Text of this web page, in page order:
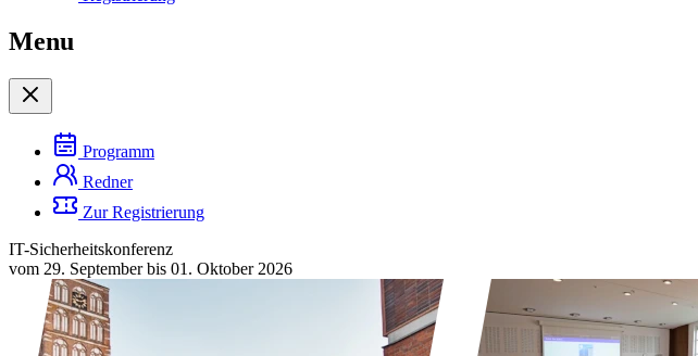
Menu
Programm
Redner
Zur Registrierung
IT-Sicherheitskonferenz
vom 29. September bis 01. Oktober 2026